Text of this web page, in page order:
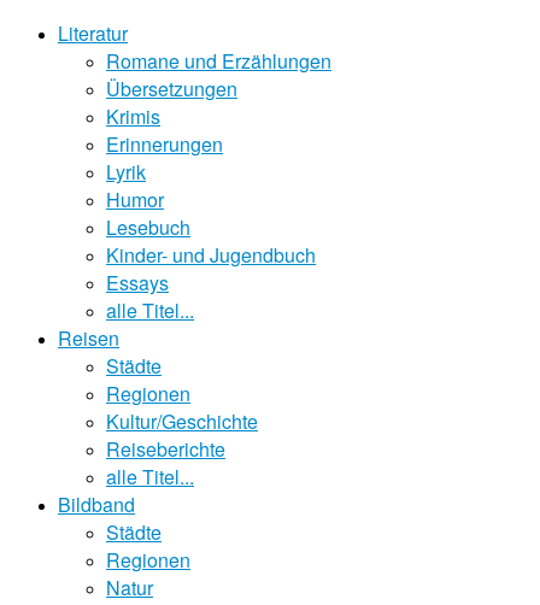
Literatur
Romane und Erzählungen
Übersetzungen
Krimis
Erinnerungen
Lyrik
Humor
Lesebuch
Kinder- und Jugendbuch
Essays
alle Titel...
Reisen
Städte
Regionen
Kultur/Geschichte
Reiseberichte
alle Titel...
Bildband
Städte
Regionen
Natur